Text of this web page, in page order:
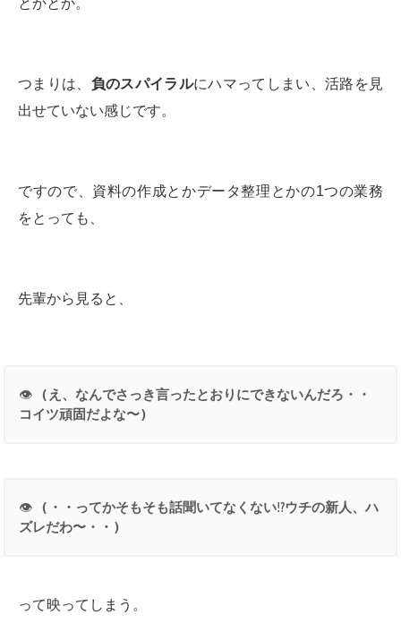
とかとか。
つまりは、 負のスパイラルにハマってしまい、活路を見
出せていない感じです。
ですので、資料の作成とかデータ整理とかの1つの業務
をとっても、
先輩から見ると、
👁 ( え、なんでさっき言ったとおりにできないんだろ・・
コイツ頑固だよな〜)
👁 ( ・・ってかそもそも話聞いてなくない⁉️ウチの新人、ハ
ズレだわ〜・・ )
って映ってしまう。